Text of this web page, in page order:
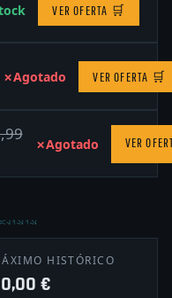
VER OFERTA 🛒
✗Agotado VER OFERTA 🛒
✗Agotado VER
HISTÓRICO
€